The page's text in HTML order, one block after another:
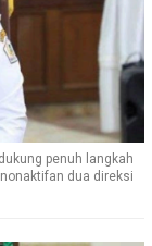
penuh langkah
dua direksi